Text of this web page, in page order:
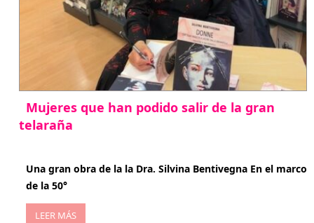
Mujeres que han podido salir de la gran
telaraña
Una gran obra de la la Dra. Silvina Bentivegna En el marco
de la 50°
LEER MÁS